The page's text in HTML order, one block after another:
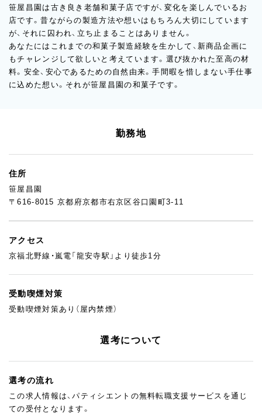
笹屋昌園は古き良き老舗和菓子店ですが、変化を楽しんでいるお
店です。昔ながらの製造方法や想いはもちろん大切にしています
が、それに囚われ、立ち止まることはありません。
あなたにはこれまでの和菓子製造経験を生かして、新商品企画に
もチャレンジして欲しいと考えています。選び抜かれた至高の材
料。安全、安心であるための自然由来。手間暇を惜しまない手仕事
に込めた想い。それが笹屋昌園の和菓子です。
勤務地
住所
笹屋昌園
〒616-8015 京都府京都市右京区谷口園町3-11
アクセス
京福北野線・嵐電「龍安寺駅」より徒歩1分
受動喫煙対策
受動喫煙対策あり（屋内禁煙）
選考について
選考の流れ
この求人情報は、パティシエントの無料転職支援サービスを通じ
ての受付となります。